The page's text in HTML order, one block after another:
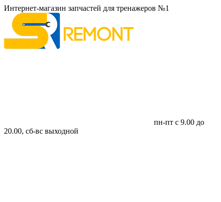
Интернет-магазин запчастей для тренажеров №1
пн-пт с 9.00 до
20.00, сб-вс выходной